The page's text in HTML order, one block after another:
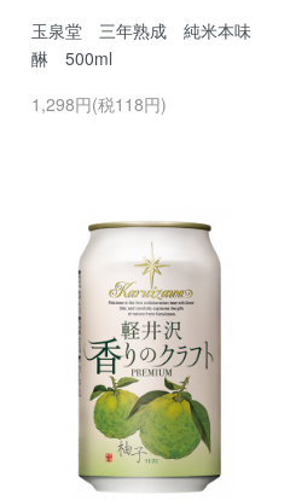
玉泉堂 三年熟成 純米本味
醂 500ml
1,298円(税118円)